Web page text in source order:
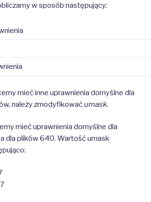
w sposób następujący:
mieć inne uprawnienia domyślne dla
należy zmodyfikowaćumask.
mieć uprawnienia domyślne dla
dla plików 640. Wartość umask